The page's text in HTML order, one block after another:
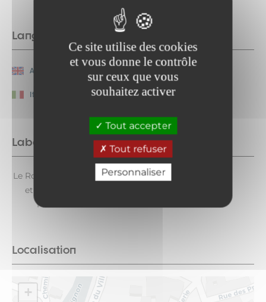
Ce site utilise des cookies
et vous donne le contrôle
sur ceux que vous
souhaitez activer
Tout accepter
Tout refuser
Personnaliser
Langues parlées
Anglais
Italien
Labels
Le Routard Hôtels
et Restos de
France
Localisation
+